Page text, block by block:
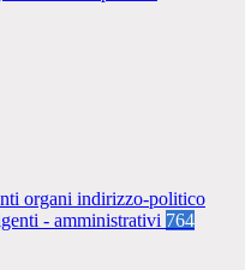
organi indirizzo-politico
- amministrativi 764